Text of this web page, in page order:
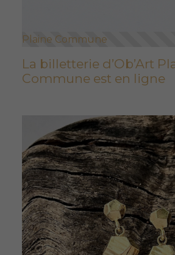
Plaine Commune
La billetterie d’Ob’Art
Commune est en ligne